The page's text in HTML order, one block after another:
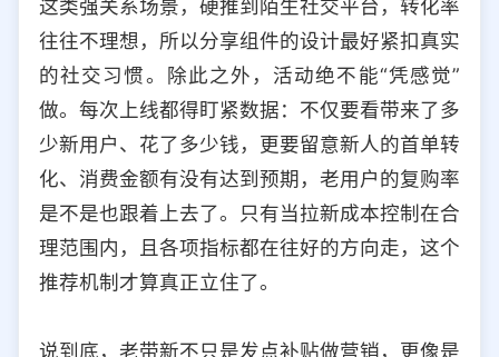
这类强关系场景，硬推到陌生社交平台，转化率
往往不理想，所以分享组件的设计最好紧扣真实
的社交习惯。除此之外，活动绝不能“凭感觉”
做。每次上线都得盯紧数据：不仅要看带来了多
少新用户、花了多少钱，更要留意新人的首单转
化、消费金额有没有达到预期，老用户的复购率
是不是也跟着上去了。只有当拉新成本控制在合
理范围内，且各项指标都在往好的方向走，这个
推荐机制才算真正立住了。
说到底，老带新不只是发点补贴做营销，更像是